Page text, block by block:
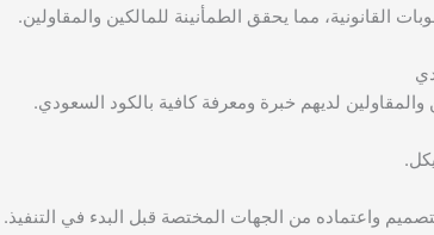
لديهم خبرة ومعرفة كافية بالكود السعودي.
واعتماده من الجهات المختصة قبل البدء في التنفيذ.